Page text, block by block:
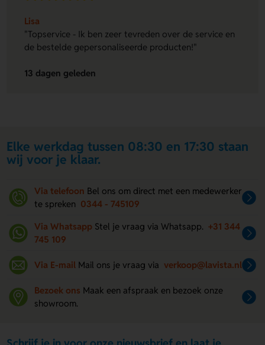
Lisa
"Topservice - Ik ben zeer tevreden over de service en
de bestelde gepersonaliseerde producten!"
13 dagen geleden
Elke werkdag tussen 08:30 en 17:30 staan
wij voor je klaar.
Via telefoon Bel ons om direct met een medewerker
te spreken 0344 - 745109
Via Whatsapp Stel je vraag via Whatsapp. +31 344
745 109
Via E-mail Mail ons je vraag via verkoop@lavista.nl
Bezoek ons Maak een afspraak en bezoek onze
showroom.